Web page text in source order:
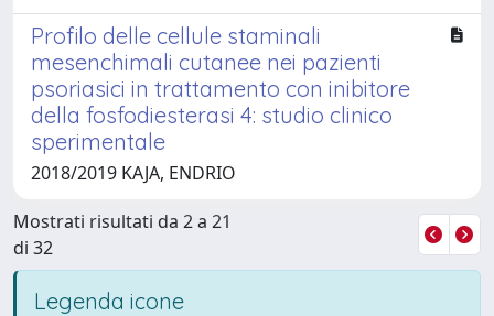
Profilo delle cellule staminali
mesenchimali cutanee nei pazienti
psoriasici in trattamento con inibitore
della fosfodiesterasi 4: studio clinico
sperimentale
2018/2019 KAJA, ENDRIO
Mostrati risultati da 2 a 21
di 32
Legenda icone